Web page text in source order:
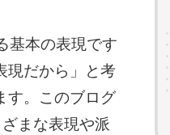
基本の表現です
現だから」と考
す。このブログ
まな表現や派